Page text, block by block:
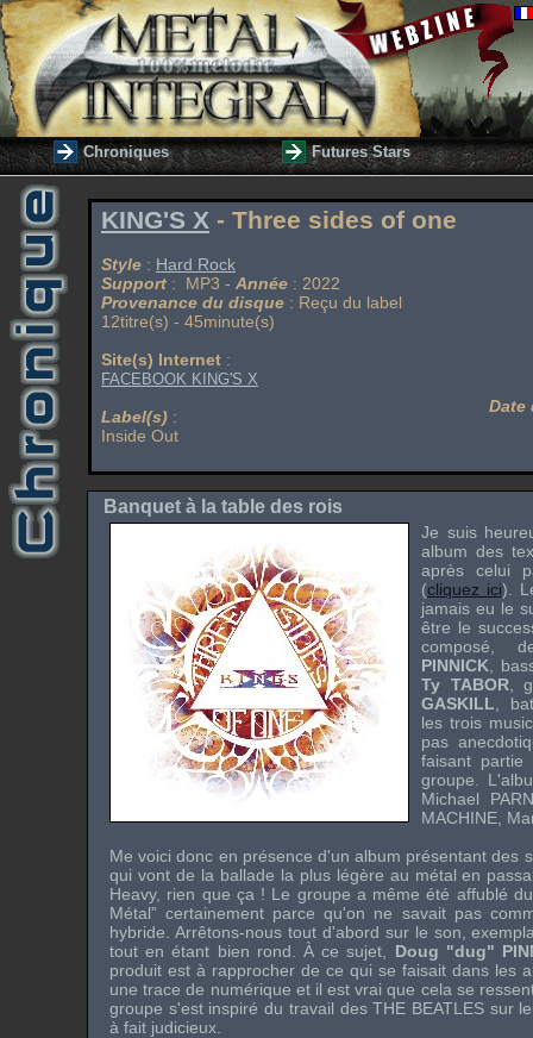
Chroniques Futures Stars
KING'S X - Three sides of one
Style : Hard Rock
Support : MP3 - Année : 2022
Provenance du disque : Reçu du label
12titre(s) - 45minute(s)
Site(s) Internet :
FACEBOOK KING'S X
Label(s) :
Inside Out
Date
Banquet à la table des rois
Je suis
album des
après celui
(cliquez ici).
jamais eu le
être le
composé,
PINNICK ,
Ty TABOR,
GASKILL ,
les trois
pas
faisant partie
groupe.
Michael
MACHINE
Me voici donc en présence d'un album présentant des
qui vont de la ballade la plus légère au métal en
Heavy, rien que ça ! Le groupe a même été affublé
Métal” certainement parce qu'on ne savait pas
hybride. Arrêtons-nous tout d'abord sur le son,
tout en étant bien rond. À ce sujet, Doug "dug"
produit est à rapprocher de ce qui se faisait dans les
une trace de numérique et il est vrai que cela se
groupe s'est inspiré du travail desTHE BEATLES sur
à fait judicieux.